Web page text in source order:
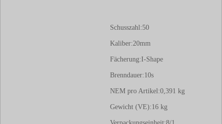
Schusszahl:50
Kaliber:20mm
Fächerung:I-Shape
Brenndauer:10s
NEM pro Artikel:0,391 kg
Gewicht (VE):16 kg
Verpackungseinheit:8/1